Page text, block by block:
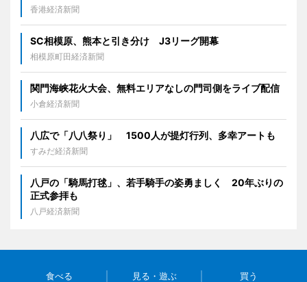
香港経済新聞
SC相模原、熊本と引き分け J3リーグ開幕
相模原町田経済新聞
関門海峡花火大会、無料エリアなしの門司側をライブ配信
小倉経済新聞
八広で「八八祭り」 1500人が提灯行列、多幸アートも
すみだ経済新聞
八戸の「騎馬打毬」、若手騎手の姿勇ましく 20年ぶりの
正式参拝も
八戸経済新聞
食べる 見る・遊ぶ 買う